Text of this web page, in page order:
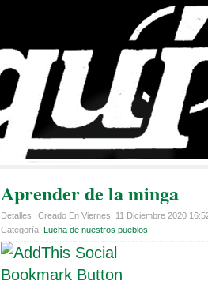
Aprender de la minga
Detalles
Creado En Viernes, 11 Diciembre 2020
Categoría: Lucha de nuestros pueblos